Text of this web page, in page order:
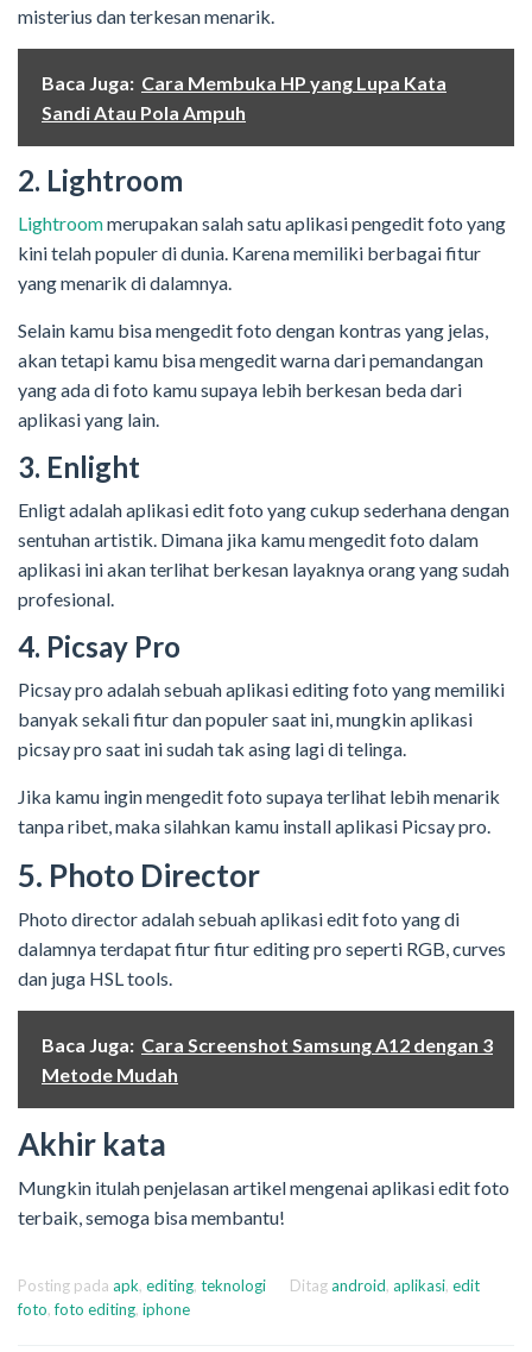
misterius dan terkesan menarik.
Baca Juga: Cara Membuka HP yang Lupa Kata
Sandi Atau Pola Ampuh
2. Lightroom
Lightroommerupakan salah satu aplikasi pengedit foto yang
kini telah populer di dunia. Karena memiliki berbagai fitur
yang menarik di dalamnya.
Selain kamu bisa mengedit foto dengan kontras yang jelas,
akan tetapi kamu bisa mengedit warna dari pemandangan
yang ada di foto kamu supaya lebih berkesan beda dari
aplikasi yang lain.
3. Enlight
Enligt adalah aplikasi edit foto yang cukup sederhana dengan
sentuhan artistik. Dimana jika kamu mengedit foto dalam
aplikasi ini akan terlihat berkesan layaknya orang yang sudah
profesional.
4. Picsay Pro
Picsay pro adalah sebuah aplikasi editing foto yang memiliki
banyak sekali fitur dan populer saat ini, mungkin aplikasi
picsay pro saat ini sudah tak asing lagi di telinga.
Jika kamu ingin mengedit foto supaya terlihat lebih menarik
tanpa ribet, maka silahkan kamu install aplikasi Picsay pro.
5. Photo Director
Photo director adalah sebuah aplikasi edit foto yang di
dalamnya terdapat fitur fitur editing pro seperti RGB, curves
dan juga HSL tools.
Baca Juga: Cara Screenshot Samsung A12 dengan 3
Metode Mudah
Akhir kata
Mungkin itulah penjelasan artikel mengenai aplikasi edit foto
terbaik, semoga bisa membantu!
Posting pada apk, editing, teknologi Ditagandroid, aplikasi, edit
foto,foto editing, iphone